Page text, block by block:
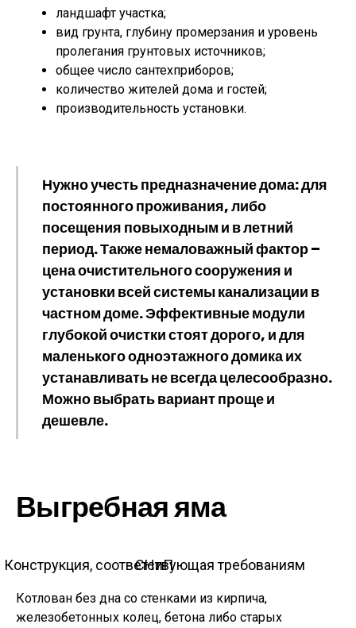
ландшафт участка;
вид грунта, глубину промерзания и уровень
пролегания грунтовых источников;
общее число сантехприборов;
количество жителей дома и гостей;
производительность установки.
Нужно учесть предназначение дома: для
постоянного проживания, либо
посещения повыходным и в летний
период. Также немаловажный фактор –
цена очистительного сооружения и
установки всей системы канализации в
частном доме. Эффективные модули
глубокой очистки стоят дорого, и для
маленького одноэтажного домика их
устанавливать не всегда целесообразно.
Можно выбрать вариант проще и
дешевле.
Выгребная яма
Конструкция, соответствующая требованиям СНиП
Котлован без дна со стенками из кирпича,
железобетонных колец, бетона либо старых